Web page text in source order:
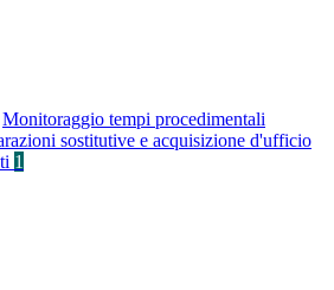
Monitoraggio tempi procedimentali
sostitutive e acquisizione d'ufficio
1